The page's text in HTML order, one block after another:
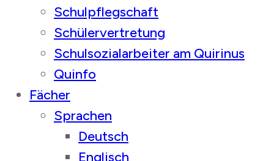
Schulpflegschaft
Schülervertretung
Schulsozialarbeiter am Quirinus
Quinfo
Fächer
Sprachen
Deutsch
Englisch